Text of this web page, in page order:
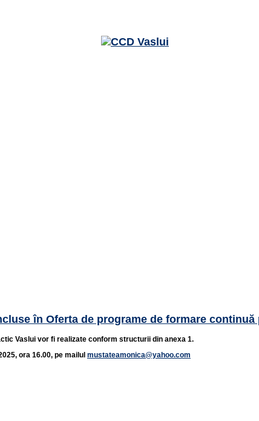
în Oferta de programe de formare continuă
Vaslui vor fi realizate conform structurii din anexa 1.
ora 16.00, pe mailul mustateamonica@yahoo.com